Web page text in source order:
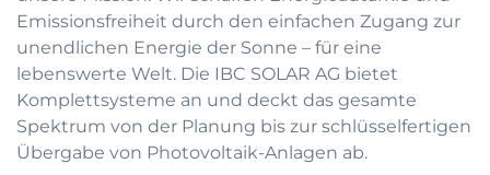
Emissionsfreiheit durch den einfachen Zugang zur
unendlichen Energie der Sonne – für eine
lebenswerte Welt. Die IBC SOLAR AG bietet
Komplettsysteme an und deckt das gesamte
Spektrum von der Planung bis zur schlüsselfertigen
Übergabe von Photovoltaik-Anlagen ab.